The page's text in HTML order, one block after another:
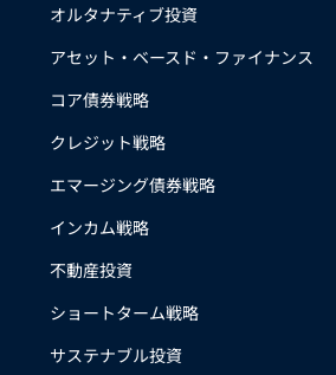
オルタナティブ投資
アセット・ベースド・ファイナンス
コア債券戦略
クレジット戦略
エマージング債券戦略
インカム戦略
不動産投資
ショートターム戦略
サステナブル投資